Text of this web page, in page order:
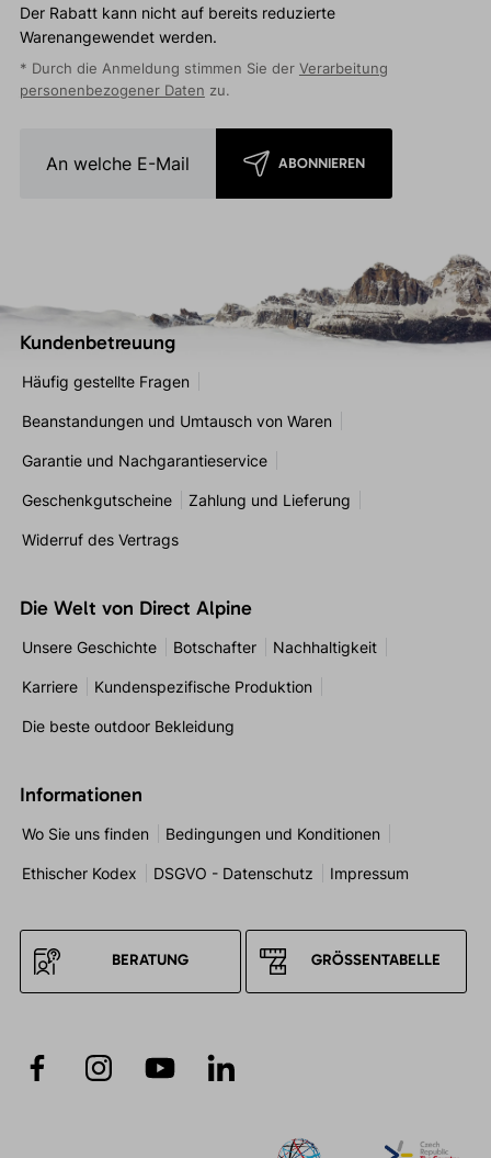
Der Rabatt kann nicht auf bereits reduzierte
Warenangewendet werden.
* Durch die Anmeldung stimmen Sie der Verarbeitung
personenbezogener Daten zu.
ABONNIEREN
Kundenbetreuung
Häufig gestellte Fragen
Beanstandungen und Umtausch von Waren
Garantie und Nachgarantieservice
Geschenkgutscheine Zahlung und Lieferung
Widerruf des Vertrags
Die Welt von Direct Alpine
Unsere Geschichte Botschafter Nachhaltigkeit
Karriere Kundenspezifische Produktion
Die beste outdoor Bekleidung
Informationen
Wo Sie uns finden Bedingungen und Konditionen
Ethischer Kodex DSGVO - Datenschutz Impressum
BERATUNG GRÖSSENTABELLE